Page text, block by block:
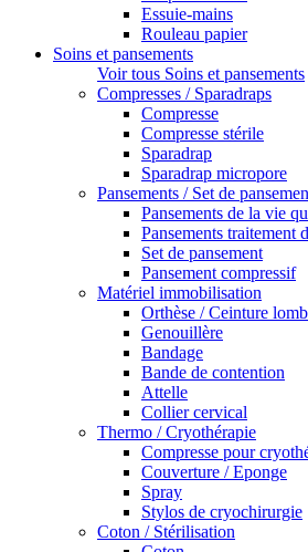
Essuie-mains
Rouleau papier
Soins et pansements
Voir tous Soins et pansements
Compresses / Sparadraps
Compresse
Compresse stérile
Sparadrap
Sparadrap micropore
Pansements / Set de
Pansements de la vie
Pansements traitement
Set de pansement
Pansement compressif
Matériel immobilisation
Orthèse / Ceinture
Genouillère
Bandage
Bande de contention
Attelle
Collier cervical
Thermo / Cryothérapie
Compresse pour
Couverture / Eponge
Spray
Stylos de cryochirurgie
Coton / Stérilisation